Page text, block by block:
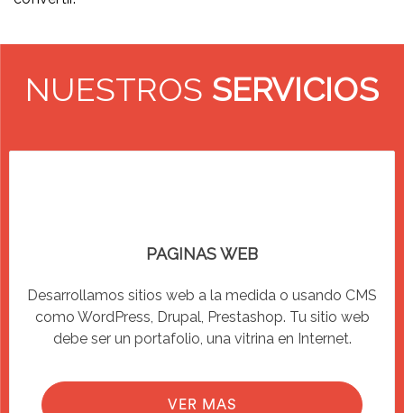
NUESTROS SERVICIOS
PAGINAS WEB
Desarrollamos sitios web a la medida o usando CMS
como WordPress, Drupal, Prestashop. Tu sitio web
debe ser un portafolio, una vitrina en Internet.
VER MAS